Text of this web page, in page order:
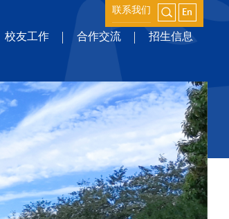
联系我们
校友工作 合作交流 招生信息